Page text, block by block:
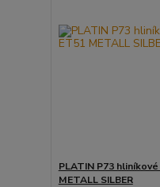
PLATIN P73
METALL SILBER